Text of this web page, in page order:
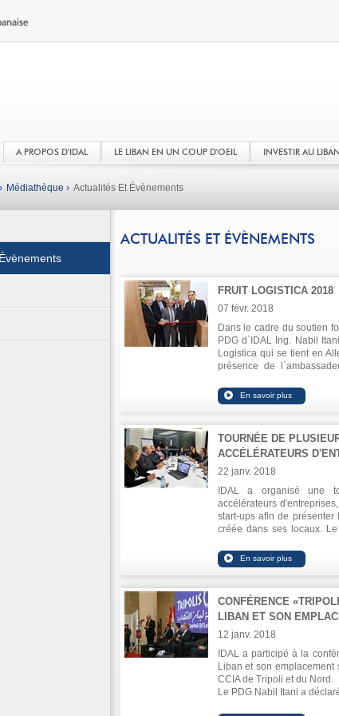
A PROPOS D'IDAL LE LIBAN EN UN COUP D'OEIL INVESTIR AU LIBAN
Médiathèque › Actualités Et Évènements
ACTUALITÉS ET ÉVÈNEMENTS
FRUIT LOGISTICA 2018
07 févr. 2018
Dans le cadre du soutien
PDG d`IDAL Ing. Nabil
Logistica qui se tient en
présence de
soutien inconditionnel et
secteur agricole. Il a
croissance, en particulier
sont toujours pas exploités.
TOURNÉE DE
ACCÉLÉRATEURS
22 janv. 2018
IDAL a organisé une
accélérateurs
start-ups afin de
créée dans ses locaux.
investissements compte
humaines spécialisées
CONFÉRENCE
LIBAN ET SON
12 janv. 2018
IDAL a participé à la
Liban et son
CCIA de Tripoli et du Nord.
Le PDG Nabil Itani a